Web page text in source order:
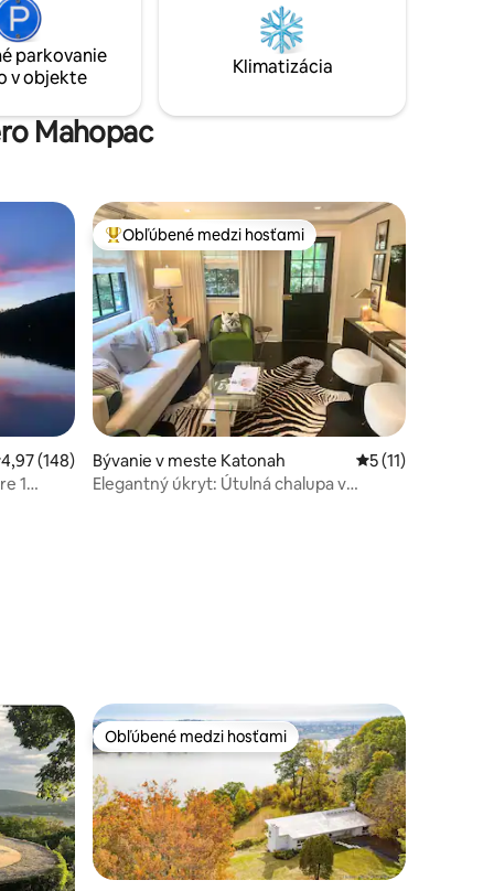
20
do
House je ideálny pre dvojicu, ktorá hľadá
vzrušujúci, romantický a jedinečný
zážitok, ale môže sa v ňom ubytovať aj
parkovanie
v objekte
Klimatizácia
Mahopac
14
ohodnotenie 4,97 z 5, počet hodnotení: 148
4,97 (148)
1
Najobľúbenejšie medzi hosťami
Obľúbené medzi hosťami
Bývanie v meste Katonah Priemerné
5 (11)
Elegantný úkryt: Útulná chalupa v
Obľúbené medzi hosťami
Obľúbené medzi hosťami